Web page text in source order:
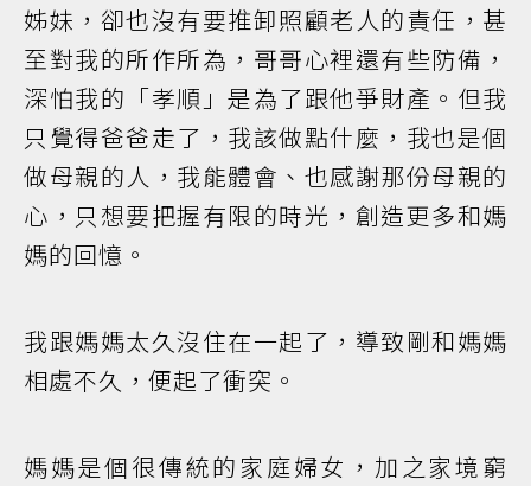
姊妹，卻也沒有要推卸照顧老人的責任，甚
至對我的所作所為，哥哥心裡還有些防備，
深怕我的「孝順」是為了跟他爭財產。但我
只覺得爸爸走了，我該做點什麼，我也是個
做母親的人，我能體會、也感謝那份母親的
心，只想要把握有限的時光，創造更多和媽
媽的回憶。
我跟媽媽太久沒住在一起了，導致剛和媽媽
相處不久，便起了衝突。
媽媽是個很傳統的家庭婦女，加之家境窮